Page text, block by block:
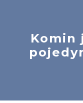
Komin